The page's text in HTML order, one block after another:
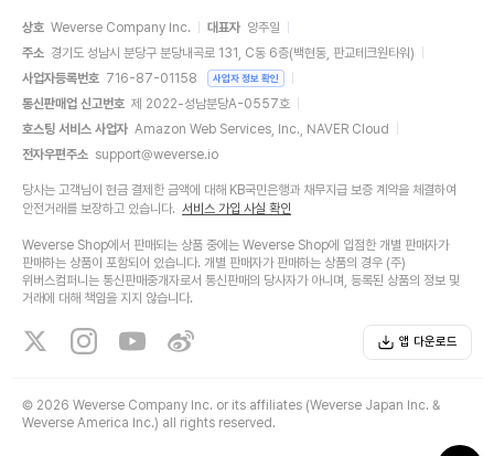
상호 Weverse Company Inc. 대표자 양주일
주소 경기도 성남시 분당구 분당내곡로 131, C동 6층(백현동, 판교테크원타워)
사업자등록번호 716-87-01158 사업자 정보 확인
통신판매업 신고번호 제 2022-성남분당A-0557호
호스팅 서비스 사업자 Amazon Web Services, Inc., NAVER Cloud
전자우편주소 support@weverse.io
당사는 고객님이 현금 결제한 금액에 대해 KB국민은행과 채무지급 보증 계약을 체결하여
안전거래를 보장하고 있습니다. 서비스 가입 사실 확인
Weverse Shop에서 판매되는 상품 중에는 Weverse Shop에 입점한 개별 판매자가
판매하는 상품이 포함되어 있습니다. 개별 판매자가 판매하는 상품의 경우 (주)
위버스컴퍼니는 통신판매중개자로서 통신판매의 당사자가 아니며, 등록된 상품의 정보 및
거래에 대해 책임을 지지 않습니다.
앱 다운로드
© 2026 Weverse Company Inc. or its affiliates (Weverse Japan Inc. &
Weverse America Inc.) all rights reserved.